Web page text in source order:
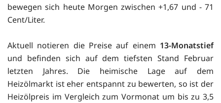
bewegen sich heute Morgen zwischen +1,67 und - 71
Cent/Liter.
Aktuell notieren die Preise auf einem 13-Monatstief
und befinden sich auf dem tiefsten Stand Februar
letzten Jahres. Die heimische Lage auf dem
Heizölmarkt ist eher entspannt zu bewerten, so ist der
Heizölpreis im Vergleich zum Vormonat um bis zu 3,5